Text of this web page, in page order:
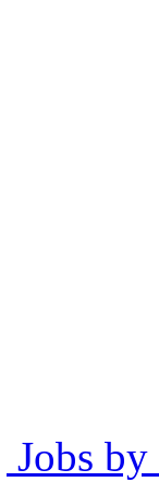
Jobs by